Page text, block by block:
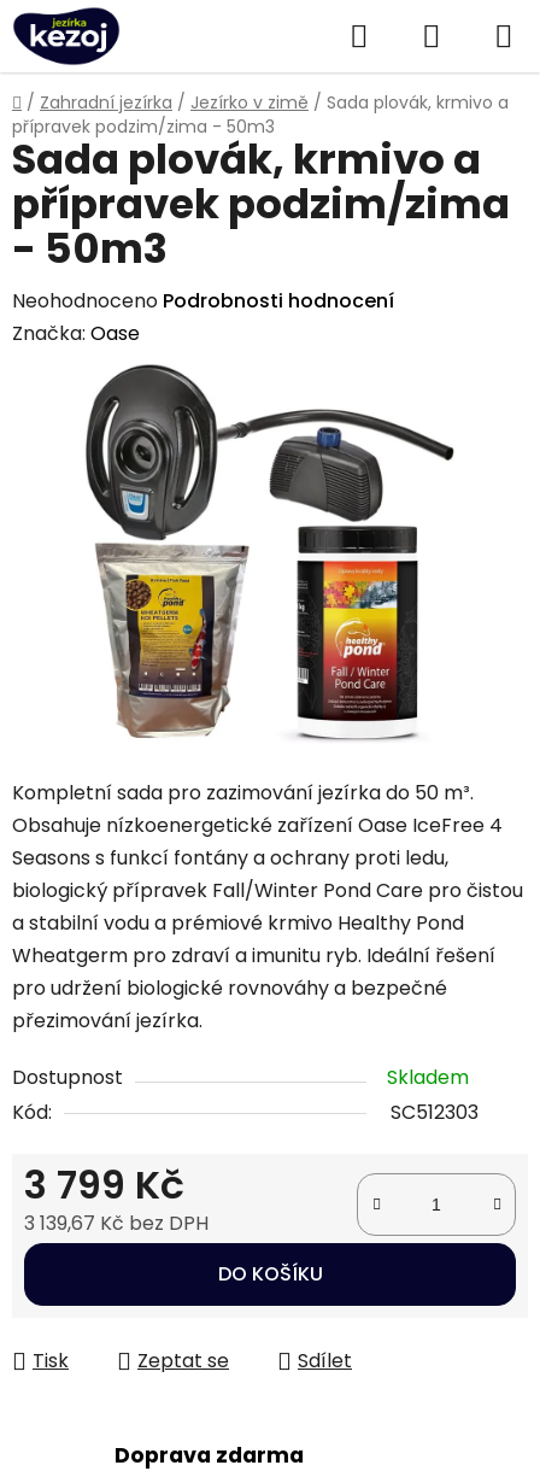
Přejít
na
obsah
Hledat
KOŠÍK
Domů
/ Zahradní jezírka / Jezírko v zimě / Sada plovák, krmivo a
přípravek podzim/zima - 50m3
Kompletní sada pro zazimování jezírka do 50 m³.
Obsahuje nízkoenergetické zařízení Oase IceFree 4
Seasons s funkcí fontány a ochrany proti ledu,
biologický přípravek Fall/Winter Pond Care pro čistou
a stabilní vodu a prémiové krmivo Healthy Pond
Wheatgerm pro zdraví a imunitu ryb. Ideální řešení
pro udržení biologické rovnováhy a bezpečné
přezimování jezírka.
Dostupnost
Skladem
Kód:
SC512303
3 799 Kč
3 139,67 Kč bez DPH
Měrná cena:
DO KOŠÍKU
Tisk Zeptat se Sdílet
Sada plovák, krmivo a
přípravek podzim/zima
- 50m3
Průměrné
hodnocení
Neohodnoceno Podrobnosti hodnocení
Značka: Oase
Doprava zdarma